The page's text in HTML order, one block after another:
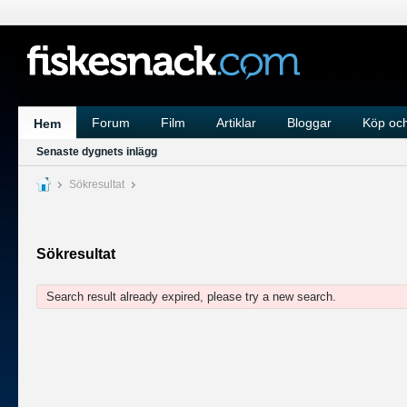
Hem Forum Film Artiklar Bloggar Köp
Senaste dygnets inlägg
Sökresultat
Sökresultat
Search result already expired, please try a new search.